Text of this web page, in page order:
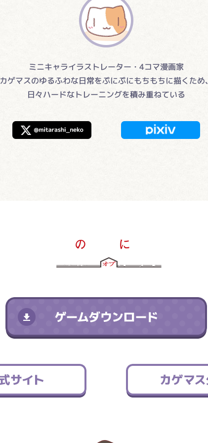
ミニキャライラストレーター・4コマ漫画家
カゲマスのゆるふわな日常をぷにぷにもちもちに描くため、
日々ハードなトレーニングを積み重ねている